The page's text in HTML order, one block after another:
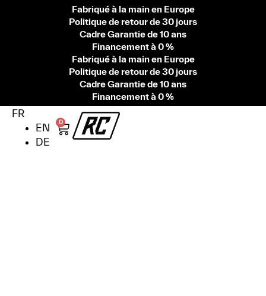
Fabriqué à la main en Europe
Politique de retour de 30 jours
Cadre Garantie de 10 ans
Financement à 0 %
Fabriqué à la main en Europe
Politique de retour de 30 jours
Cadre Garantie de 10 ans
Financement à 0 %
FR
EN
DE
0